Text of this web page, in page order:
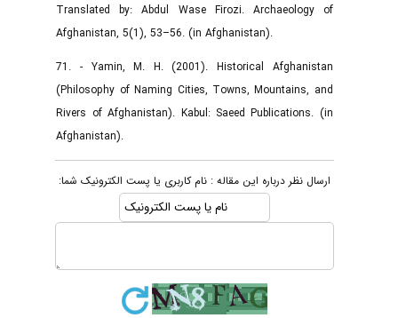
Translated by: Abdul Wase Firozi. Archaeology of
Afghanistan, 5(1), 53–56. (in Afghanistan).
71. - Yamin, M. H. (2001). Historical Afghanistan
(Philosophy of Naming Cities, Towns, Mountains, and
Rivers of Afghanistan). Kabul: Saeed Publications. (in
Afghanistan).
ارسال نظر درباره این مقاله : نام کاربری یا پست الکترونیک شما: